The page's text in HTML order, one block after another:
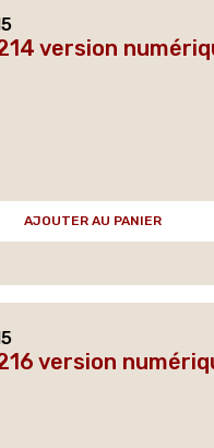
version
AJOUTER AU PANIER
version